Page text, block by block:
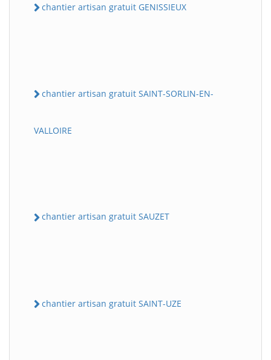
chantier artisan gratuit GENISSIEUX
chantier artisan gratuit SAINT-SORLIN-EN-
VALLOIRE
chantier artisan gratuit SAUZET
chantier artisan gratuit SAINT-UZE